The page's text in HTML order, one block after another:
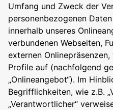
Umfang und Zweck der
personenbezogenen
innerhalb unseres
verbundenen Webseiten,
externen
Profile auf (nachfolgend
„Onlineangebot“). Im
Begrifflichkeiten, wie z.B.
„Verantwortlicher“